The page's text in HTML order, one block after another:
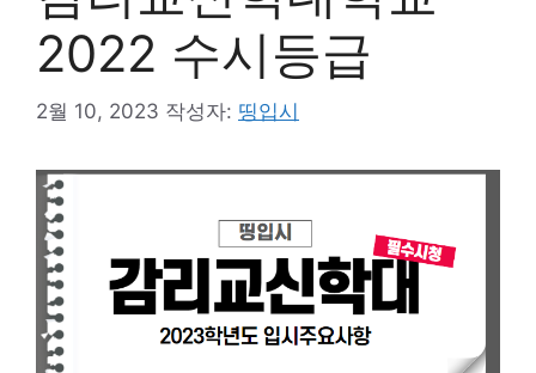
2022 수시등급
2월 10, 2023 작성자: 띵입시